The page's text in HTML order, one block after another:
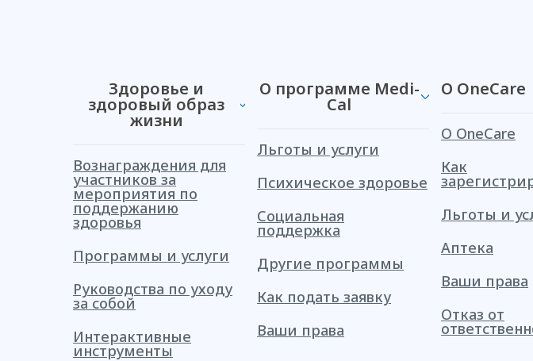
Здоровье и
здоровый образ
жизни
Вознаграждения для
участников за
мероприятия по
поддержанию
здоровья
Программы и услуги
Руководства по уходу
за собой
Интерактивные
инструменты
О программе Medi-
Cal
Льготы и услуги
Психическое здоровье
Социальная
поддержка
Другие программы
Как подать заявку
Ваши права
О OneCare
О OneCare
Как
Льготы и
Аптека
Ваши права
Отказ от